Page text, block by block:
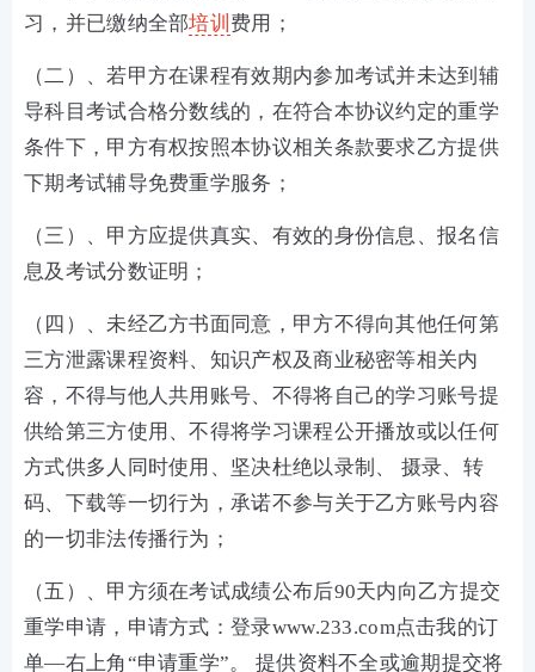
习，并已缴纳全部培训 费用；
（二）、若甲方在课程有效期内参加考试并未达到辅
导科目考试合格分数线的，在符合本协议约定的重学
条件下，甲方有权按照本协议相关条款要求乙方提供
下期考试辅导免费重学服务；
（三）、甲方应提供真实、有效的身份信息、报名信
息及考试分数证明；
（四）、未经乙方书面同意，甲方不得向其他任何第
三方泄露课程资料、知识产权及商业秘密等相关内
容，不得与他人共用账号、不得将自己的学习账号提
供给第三方使用、不得将学习课程公开播放或以任何
方式供多人同时使用、坚决杜绝以录制、 摄录、转
码、下载等一切行为，承诺不参与关于乙方账号内容
的一切非法传播行为；
（五）、甲方须在考试成绩公布后90天内向乙方提交
重学申请，申请方式：登录www.233.com点击我的订
单—右上角“申请重学”。 提供资料不全或逾期提交将